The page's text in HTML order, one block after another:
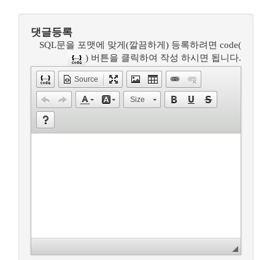
댓글등록
SQL문을 포맷에 맞게(깔끔하게) 등록하려면 code(
) 버튼을 클릭하여 작성 하시면 됩니다.
Source
Size